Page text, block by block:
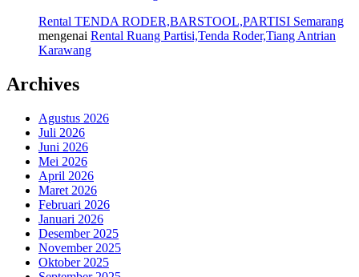
Rental TENDA RODER,BARSTOOL,PARTISI Semarang
mengenai Rental Ruang Partisi,Tenda Roder,Tiang Antrian
Karawang
Archives
Agustus 2026
Juli 2026
Juni 2026
Mei 2026
April 2026
Maret 2026
Februari 2026
Januari 2026
Desember 2025
November 2025
Oktober 2025